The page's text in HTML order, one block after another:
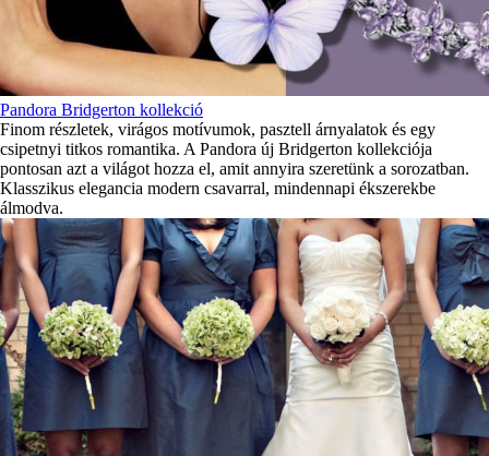
Pandora Bridgerton kollekció
Finom részletek, virágos motívumok, pasztell árnyalatok és egy
csipetnyi titkos romantika. A Pandora új Bridgerton kollekciója
pontosan azt a világot hozza el, amit annyira szeretünk a sorozatban.
Klasszikus elegancia modern csavarral, mindennapi ékszerekbe
álmodva.